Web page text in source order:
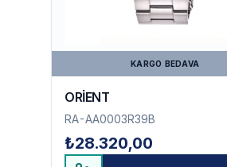
KARGO BEDAVA
ORİENT
RA-AA0003R39B
₺28.320,00